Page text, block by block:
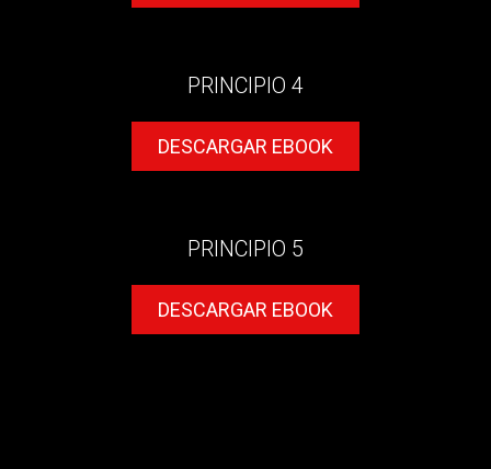
PRINCIPIO 4
DESCARGAR EBOOK
PRINCIPIO 5
DESCARGAR EBOOK